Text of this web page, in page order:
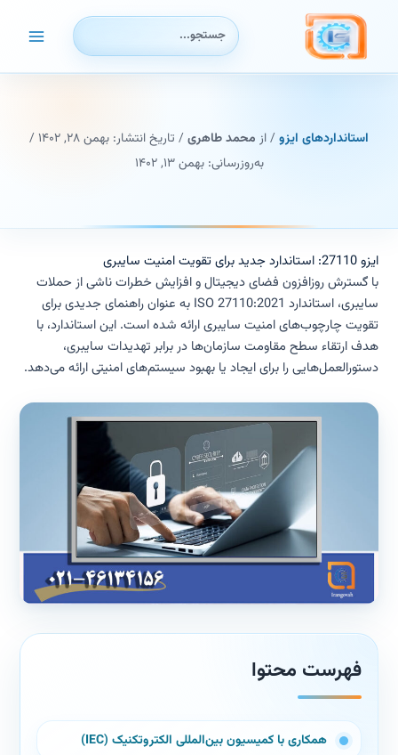
جستجوی:
استانداردهای ایزو/ از محمد طاهری/ تاریخ انتشار: بهمن ۲۸, ۱۴۰۲
/
به‌روزرسانی: بهمن ۱۳, ۱۴۰۲
ایزو 27110: استاندارد جدید برای تقویت امنیت سایبری
با گسترش روزافزون فضای دیجیتال و افزایش خطرات ناشی از حملات
سایبری، استاندارد ISO 27110:2021 به عنوان راهنمای جدیدی برای
تقویت چارچوب‌های امنیت سایبری ارائه شده است. این استاندارد، با
هدف ارتقاء سطح مقاومت سازمان‌ها در برابر تهدیدات سایبری،
دستورالعمل‌هایی را برای ایجاد یا بهبود سیستم‌های امنیتی ارائه می‌دهد.
فهرست محتوا
همکاری با کمیسیون بین‌المللی الکتروتکنیک (IEC)